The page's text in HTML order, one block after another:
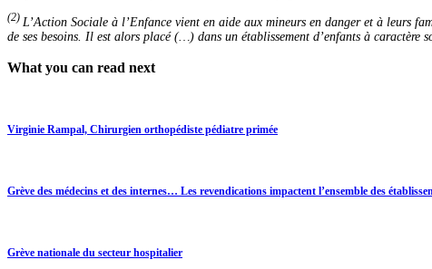
(2) L’Action Sociale à l’Enfance vient en aide aux mineurs en danger et à leurs
de ses besoins. Il est alors placé (…) dans un établissement d’enfants à caractère
What you can read next
Virginie Rampal, Chirurgien orthopédiste pédiatre primée
Grève des médecins et des internes… Les revendications impactent l’ensemble des
Grève nationale du secteur hospitalier